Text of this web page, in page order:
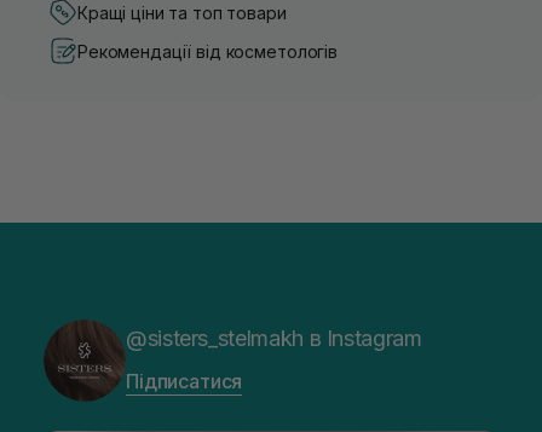
Кращі ціни та топ товари
Рекомендації від косметологів
@sisters_stelmakh в Instagram
Підписатися